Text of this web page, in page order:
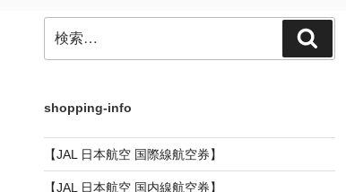
索:
索
shopping-info
【JAL 日本航空 国際線航空券】
【JAL 日本航空 国内線航空券】